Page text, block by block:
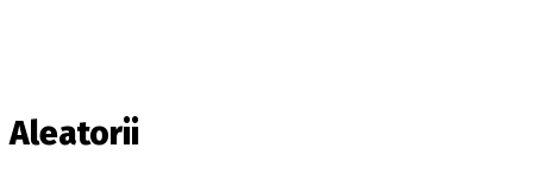
Aleatorii